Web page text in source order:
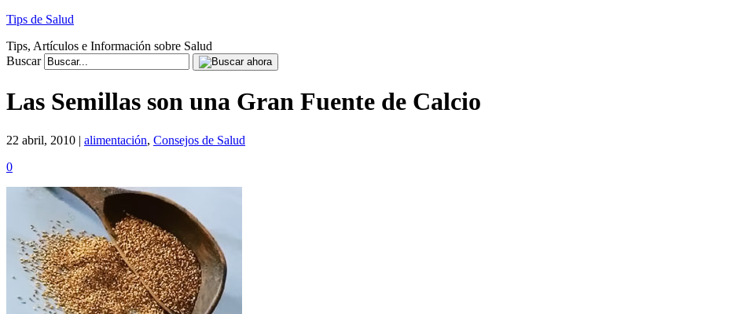
Tips de Salud
Tips, Artículos e Información sobre Salud
Buscar
Las Semillas son una Gran Fuente de Calcio
22 abril, 2010 | alimentación, Consejos de Salud
0